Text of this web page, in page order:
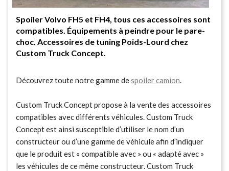
Spoiler Volvo FH5 et FH4, tous ces accessoires sont
compatibles. Équipements à peindre pour le pare-
choc. Accessoires de tuning Poids-Lourd chez
Custom Truck Concept.
Découvrez toute notre gamme despoiler camion.
Custom Truck Concept propose à la vente des accessoires
compatibles avec différents véhicules. Custom Truck
Concept est ainsi susceptible d’utiliser le nom d’un
constructeur ou d’une gamme de véhicule afin d’indiquer
que le produit est « compatible avec » ou « adapté avec »
les véhicules de ce même constructeur. Custom Truck